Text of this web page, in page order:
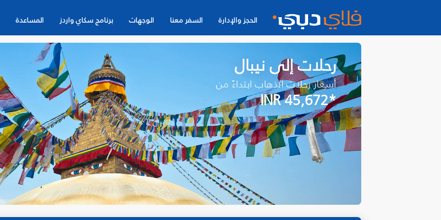
الحجز والإدارة السفر معنا الوجهات برنامج سكاي واردز المساعدة
رحلات إلى نيبال
أسعار رحلات الذهاب ابتداءً من
*INR 45,672